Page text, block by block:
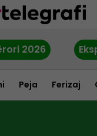
2026
Peja Ferizaj